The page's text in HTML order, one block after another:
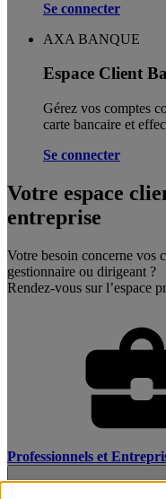
Se connecter
AXA BANQUE
Espace Client
Gérez vos comptes
carte bancaire et
Se connecter
Votre espace
entreprise
Votre besoin concerne vos
gestionnaire ou dirigeant ?
Rendez-vous sur l’espace
Professionnels et